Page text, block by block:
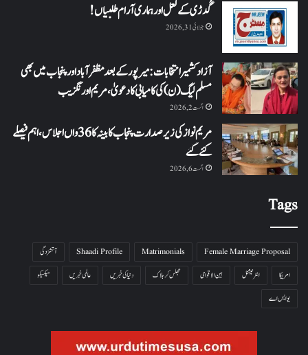
گُدڑی کے لعل اور ہماری آرام طلبیاں!
جولائی 31, 2026
آزاد کشمیر انتخابات: میرپور کے بعد مظفرآباد اور پنجاب میں بھی
مسلم لیگ (ن) کی کامیابی کا دعویٰ، مریم اورنگزیب
اگست 2, 2026
مریم نواز کی زیر صدارت پنجاب کابینہ کا 36واں اجلاس،اہم فیصلے
کئے گئے
اگست 6, 2026
Tags
Female Marriage Proposal
Matrimonials
Shaadi Profile
آتشزدگی
امریکا
انٹرنیشنل بین الاقوامی جھلس کر ہلاک دنیا کی خبریں عالمی خبریں
میکسیکو
یو ایس اے